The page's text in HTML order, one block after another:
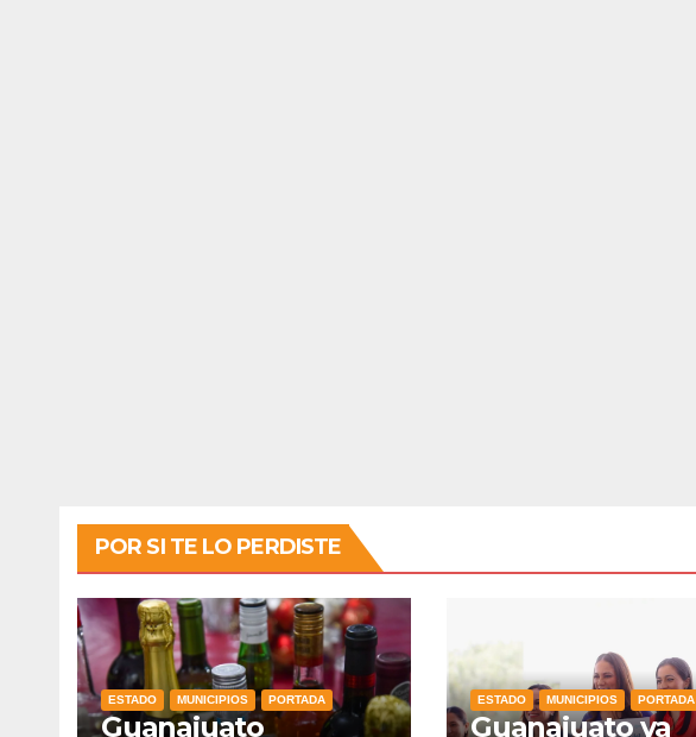
POR SI TE LO PERDISTE
ESTADO MUNICIPIOS PORTADA
Guanajuato
ESTADO MUNICIPIOS PORTADA
Guanajuato ya